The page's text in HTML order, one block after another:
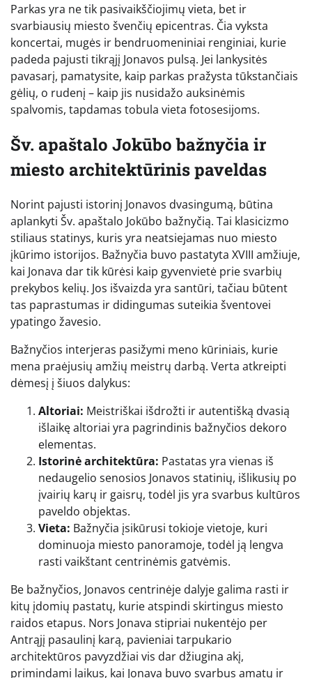
Parkas yra ne tik pasivaikščiojimų vieta, bet ir
svarbiausių miesto švenčių epicentras. Čia vyksta
koncertai, mugės ir bendruomeniniai renginiai, kurie
padeda pajusti tikrąjį Jonavos pulsą. Jei lankysitės
pavasarį, pamatysite, kaip parkas pražysta tūkstančiais
gėlių, o rudenį – kaip jis nusidažo auksinėmis
spalvomis, tapdamas tobula vieta fotosesijoms.
Šv. apaštalo Jokūbo bažnyčia ir
miesto architektūrinis paveldas
Norint pajusti istorinį Jonavos dvasingumą, būtina
aplankyti Šv. apaštalo Jokūbo bažnyčią. Tai klasicizmo
stiliaus statinys, kuris yra neatsiejamas nuo miesto
įkūrimo istorijos. Bažnyčia buvo pastatyta XVIII amžiuje,
kai Jonava dar tik kūrėsi kaip gyvenvietė prie svarbių
prekybos kelių. Jos išvaizda yra santūri, tačiau būtent
tas paprastumas ir didingumas suteikia šventovei
ypatingo žavesio.
Bažnyčios interjeras pasižymi meno kūriniais, kurie
mena praėjusių amžių meistrų darbą. Verta atkreipti
dėmesį į šiuos dalykus:
Altoriai: Meistriškai išdrožti ir autentišką dvasią
išlaikę altoriai yra pagrindinis bažnyčios dekoro
elementas.
Istorinė architektūra: Pastatas yra vienas iš
nedaugelio senosios Jonavos statinių, išlikusių po
įvairių karų ir gaisrų, todėl jis yra svarbus kultūros
paveldo objektas.
Vieta: Bažnyčia įsikūrusi tokioje vietoje, kuri
dominuoja miesto panoramoje, todėl ją lengva
rasti vaikštant centrinėmis gatvėmis.
Be bažnyčios, Jonavos centrinėje dalyje galima rasti ir
kitų įdomių pastatų, kurie atspindi skirtingus miesto
raidos etapus. Nors Jonava stipriai nukentėjo per
Antrąjį pasaulinį karą, pavieniai tarpukario
architektūros pavyzdžiai vis dar džiugina akį,
primindami laikus, kai Jonava buvo svarbus amatų ir